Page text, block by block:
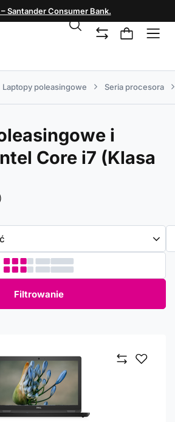
Santander Consumer Bank.
Laptopy poleasingowe Seria procesora
i
Core i7 (Klasa
Filtrowanie